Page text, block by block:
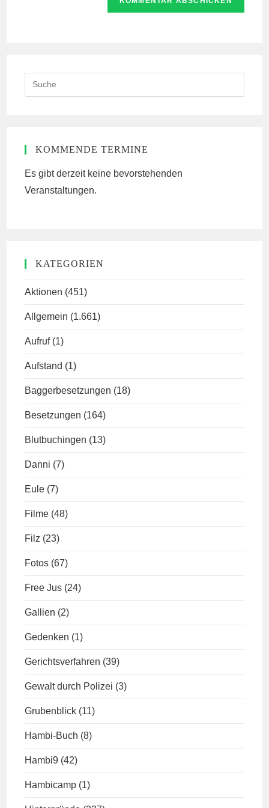
Search
this
KOMMENDE TERMINE
Es gibt derzeit keine bevorstehenden
Veranstaltungen.
KATEGORIEN
Aktionen (451)
Allgemein (1.661)
Aufruf (1)
Aufstand (1)
Baggerbesetzungen (18)
Besetzungen (164)
Blutbuchingen (13)
Danni (7)
Eule (7)
Filme (48)
Filz (23)
Fotos (67)
Free Jus (24)
Gallien (2)
Gedenken (1)
Gerichtsverfahren (39)
Gewalt durch Polizei (3)
Grubenblick (11)
Hambi-Buch (8)
Hambi9 (42)
Hambicamp (1)